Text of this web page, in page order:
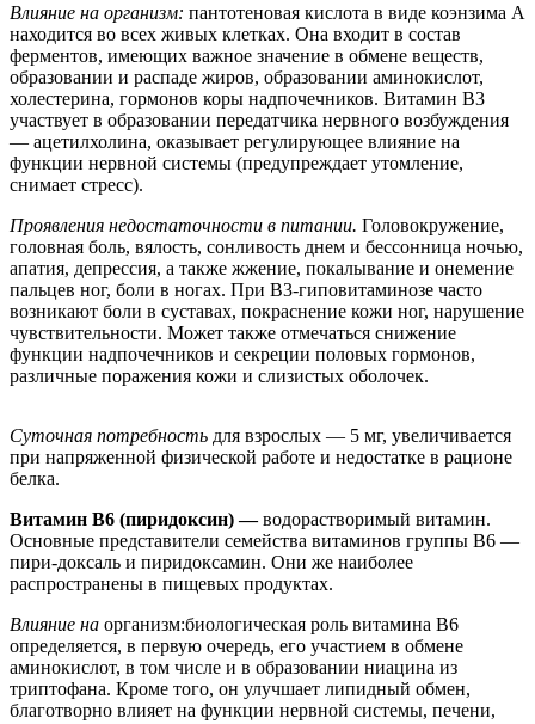
Влияние на организм: пантотеновая кислота в виде коэнзима А
находится во всех живых клетках. Она входит в состав
ферментов, имеющих важное значение в обмене веществ,
образовании и распаде жиров, образовании аминокислот,
холестерина, гормонов коры надпочечников. Витамин В3
участвует в образовании передатчика нервного возбуждения
— ацетилхолина, оказывает регулирующее влияние на
функции нервной системы (предупреждает утомление,
снимает стресс).
Проявления недостаточности в питании. Головокружение,
головная боль, вялость, сонливость днем и бессонница ночью,
апатия, депрессия, а также жжение, покалывание и онемение
пальцев ног, боли в ногах. При В3-гиповитаминозе часто
возникают боли в суставах, покраснение кожи ног, нарушение
чувствительности. Может также отмечаться снижение
функции надпочечников и секреции половых гормонов,
различные поражения кожи и слизистых оболочек.
Суточная потребность для взрослых — 5 мг, увеличивается
при напряженной физической работе и недостатке в рационе
белка.
Витамин В6 (пиридоксин) —водорастворимый витамин.
Основные представители семейства витаминов группы В6 —
пири-доксаль и пиридоксамин. Они же наиболее
распространены в пищевых продуктах.
Влияние на организм:биологическая роль витамина В6
определяется, в первую очередь, его участием в обмене
аминокислот, в том числе и в образовании ниацина из
триптофана. Кроме того, он улучшает липидный обмен,
благотворно влияет на функции нервной системы, печени,